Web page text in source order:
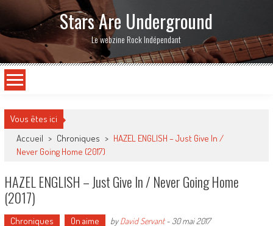
Stars Are Underground
Le webzine Rock Indépendant
Vous êtes ici
Accueil > Chroniques > HAZEL ENGLISH – Just Give In /
Never Going Home (2017)
HAZEL ENGLISH – Just Give In / Never Going Home
(2017)
Chroniques On aime byDavid Servant- 30 mai 2017